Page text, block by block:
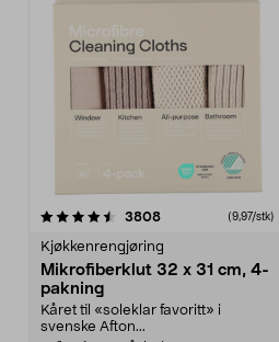
3808anmeldelser(9,97/stk)
Kjøkkenrengjøring
Mikrofiberklut 32 x 31 cm, 4-
pakning
Kåret til «soleklar favoritt» i
svenske Afton...
4.5av 5 stjerner